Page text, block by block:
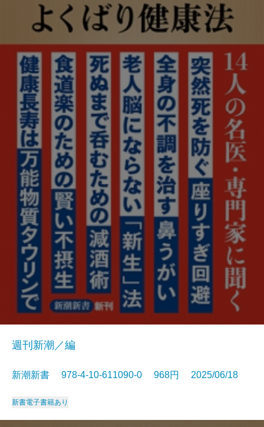
週刊新潮／編
新潮新書 978-4-10-611090-0 968円 2025/06/18
新書電子書籍あり